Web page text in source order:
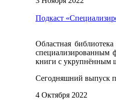
Подкаст
Областная
специализированным
книги с укрупнённым
Сегодняшний выпуск
4 Октября 2022